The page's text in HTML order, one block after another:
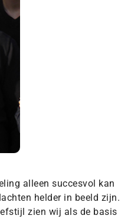
alleen succesvol kan
helder in beeld zijn.
zien wij als de basis